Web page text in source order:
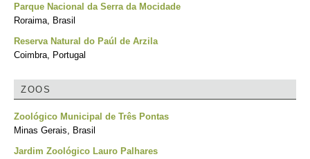
Parque Nacional da Serra da Mocidade
Roraima, Brasil
Reserva Natural do Paúl de Arzila
Coimbra, Portugal
ZOOS
Zoológico Municipal de Três Pontas
Minas Gerais, Brasil
Jardim Zoológico Lauro Palhares